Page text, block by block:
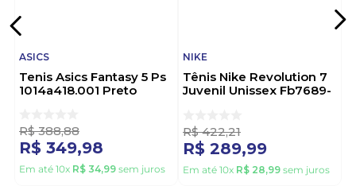
ASICS
Tenis Asics Fantasy 5 Ps
1014a418.001 Preto
R$ 388,88
R$ 349,98
Em até 10x R$ 34,99 sem juros
NIKE
Tênis Nike Revolution 7
Juvenil Unissex Fb7689-
R$ 422,21
R$ 289,99
Em até 10x R$ 28,99 sem juros